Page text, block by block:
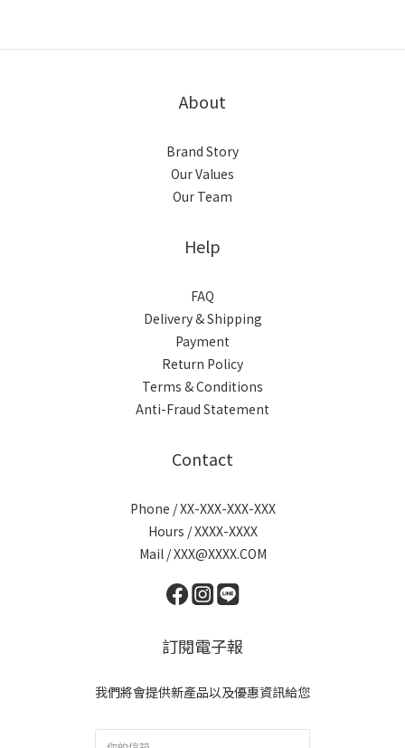
About
Brand Story
Our Values
Our Team
Help
FAQ
Delivery & Shipping
Payment
Return Policy
Terms & Conditions
Anti-Fraud Statement
Contact
Phone / XX-XXX-XXX-XXX
Hours / XXXX-XXXX
Mail / XXX@XXXX.COM
訂閱電子報
我們將會提供新產品以及優惠資訊給您